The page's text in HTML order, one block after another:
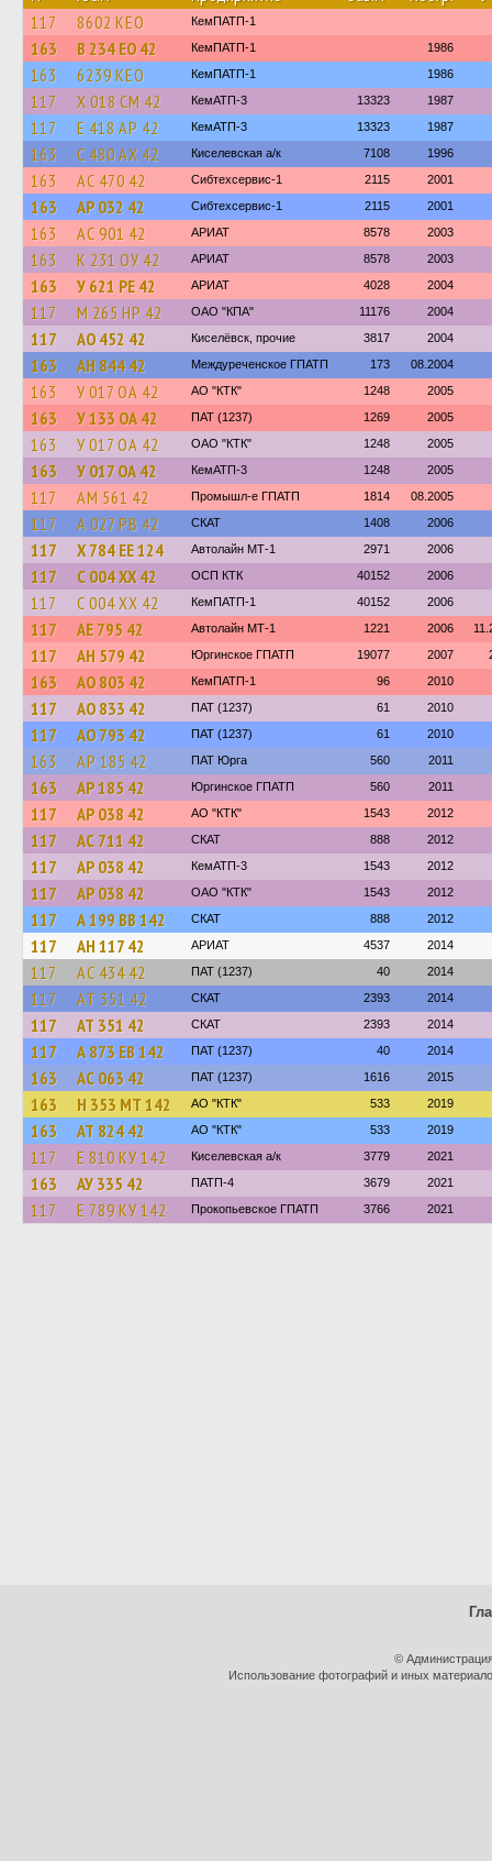
117 8602 КЕО КемПАТП-1
163 В 234 ЕО 42 КемПАТП-1 1986
163 6239 КЕО КемПАТП-1 1986
117 Х 018 СМ 42 КемАТП-3 13323 1987
117 Е 418 АР 42 КемАТП-3 13323 1987
163 С 480 АХ 42 Киселевская а/к 7108 1996
163 АС 470 42 Сибтехсервис-1 2115 2001
163 АР 032 42 Сибтехсервис-1 2115 2001
163 АС 901 42 АРИАТ 8578 2003
163 К 231 ОУ 42 АРИАТ 8578 2003
163 У 621 РЕ 42 АРИАТ 4028 2004
117 М 265 НР 42 ОАО "КПА" 11176 2004
117 АО 452 42 Киселёвск, прочие 3817 2004
163 АН 844 42 Междуреченское ГПАТП 173 08.2004
163 У 017 ОА 42 АО "КТК" 1248 2005
163 У 133 ОА 42 ПАТ (1237) 1269 2005
163 У 017 ОА 42 ОАО "КТК" 1248 2005
163 У 017 ОА 42 КемАТП-3 1248 2005
117 АМ 561 42 Промышл-е ГПАТП 1814 08.2005
117 А 027 РВ 42 СКАТ 1408 2006
117 Х 784 ЕЕ 124 Автолайн МТ-1 2971 2006
117 С 004 ХХ 42 ОСП КТК 40152 2006
117 С 004 ХХ 42 КемПАТП-1 40152 2006
117 АЕ 795 42 Автолайн МТ-1 1221 2006
117 АН 579 42 Юргинское ГПАТП 19077 2007
163 АО 803 42 КемПАТП-1 96 2010
117 АО 833 42 ПАТ (1237) 61 2010
117 АО 793 42 ПАТ (1237) 61 2010
163 АР 185 42 ПАТ Юрга 560 2011
163 АР 185 42 Юргинское ГПАТП 560 2011
117 АР 038 42 АО "КТК" 1543 2012
117 АС 711 42 СКАТ 888 2012
117 АР 038 42 КемАТП-3 1543 2012
117 АР 038 42 ОАО "КТК" 1543 2012
117 А 199 ВВ 142 СКАТ 888 2012
117 АН 117 42 АРИАТ 4537 2014
117 АС 434 42 ПАТ (1237) 40 2014
117 АТ 351 42 СКАТ 2393 2014
117 АТ 351 42 СКАТ 2393 2014
117 А 873 ЕВ 142 ПАТ (1237) 40 2014
163 АС 063 42 ПАТ (1237) 1616 2015
163 Н 353 МТ 142 АО "КТК" 533 2019
163 АТ 824 42 АО "КТК" 533 2019
117 Е 810 КУ 142 Киселевская а/к 3779 2021
163 АУ 335 42 ПАТП-4 3679 2021
117 Е 789 КУ 142 Прокопьевское ГПАТП 3766 2021
©
Использование фотографий и иных